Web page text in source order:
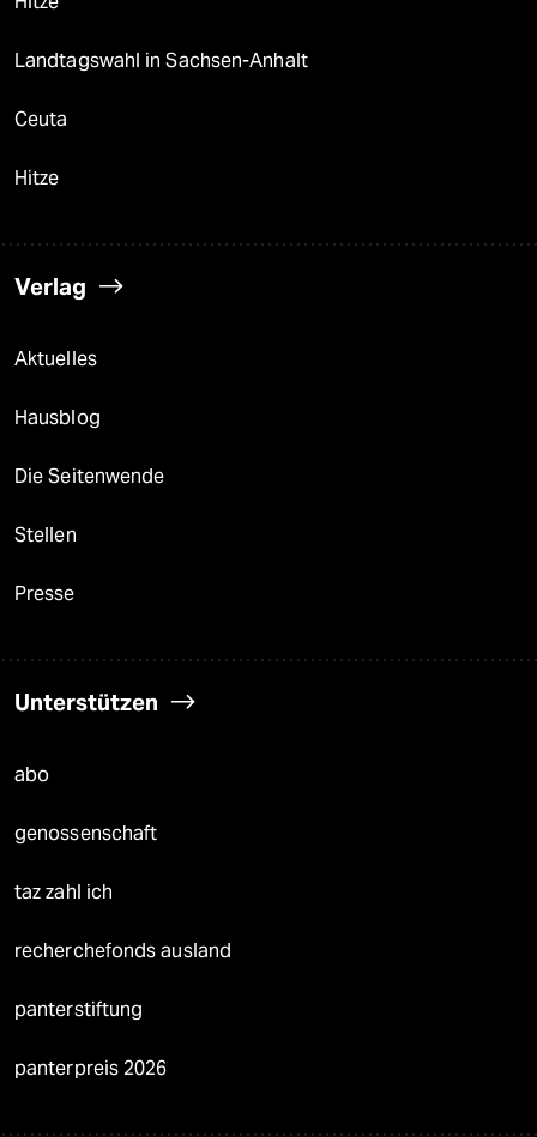
Landtagswahl in Sachsen-Anhalt
Ceuta
Hitze
Verlag
Aktuelles
Hausblog
Die Seitenwende
Stellen
Presse
Unterstützen
abo
genossenschaft
taz zahl ich
recherchefonds ausland
panterstiftung
panterpreis 2026